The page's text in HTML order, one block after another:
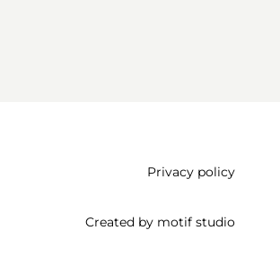
Privacy policy
Created by motif studio